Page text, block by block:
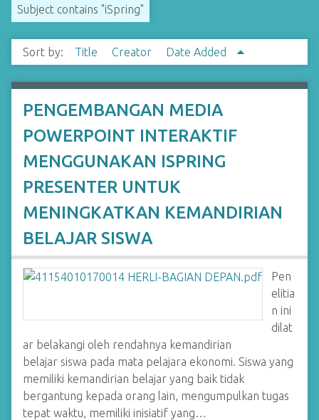
Subject contains "iSpring"
Sort by: Title Creator Date Added
PENGEMBANGAN MEDIA
POWERPOINT INTERAKTIF
MENGGUNAKAN ISPRING
PRESENTER UNTUK
MENINGKATKAN KEMANDIRIAN
BELAJAR SISWA
Pen
elitia
n ini
dilat
ar belakangi oleh rendahnya kemandirian
belajar siswa pada mata pelajara ekonomi. Siswa yang
memiliki kemandirian belajar yang baik tidak
bergantung kepada orang lain, mengumpulkan tugas
tepat waktu, memiliki inisiatif yang…